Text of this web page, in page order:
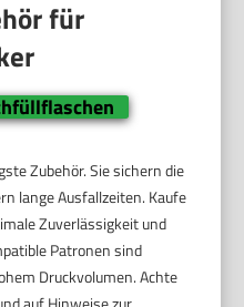
für
Zubehör. Sie sichern die
lange Ausfallzeiten. Kaufe
Zuverlässigkeit und
Patronen sind
Druckvolumen. Achte